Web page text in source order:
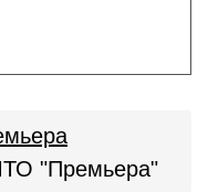
"Премьера"